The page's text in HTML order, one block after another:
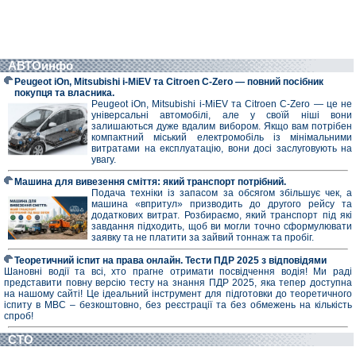
АВТОинфо
Peugeot iOn, Mitsubishi i-MiEV та Citroen C-Zero — повний посібник
покупця та власника.
Peugeot iOn, Mitsubishi i-MiEV та Citroen C-Zero — це не
універсальні автомобілі, але у своїй ніші вони
залишаються дуже вдалим вибором. Якщо вам потрібен
компактний міський електромобіль із мінімальними
витратами на експлуатацію, вони досі заслуговують на
увагу.
Машина для вивезення сміття: який транспорт потрібний.
Подача техніки із запасом за обсягом збільшує чек, а
машина «впритул» призводить до другого рейсу та
додаткових витрат. Розбираємо, який транспорт під які
завдання підходить, щоб ви могли точно сформулювати
заявку та не платити за зайвий тоннаж та пробіг.
Теоретичний іспит на права онлайн. Тести ПДР 2025 з відповідями
Шановні водії та всі, хто прагне отримати посвідчення водія! Ми раді
представити повну версію тесту на знання ПДР 2025, яка тепер доступна
на нашому сайті! Це ідеальний інструмент для підготовки до теоретичного
іспиту в МВС – безкоштовно, без реєстрації та без обмежень на кількість
спроб!
СТО